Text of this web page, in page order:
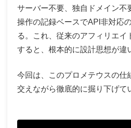
サーバー不要、独自ドメイン不
操作の記録ベースでAPI非対応
る。これ、従来のアフィリエイ
すると、根本的に設計思想が違
今回は、このプロメテウスの仕
交えながら徹底的に掘り下げて